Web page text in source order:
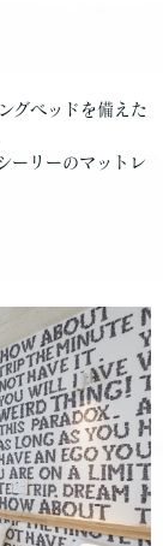
グベッドを備えた
ーリーのマットレ